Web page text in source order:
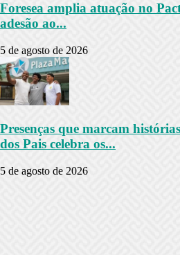
Foresea amplia atuação no
adesão ao...
5 de agosto de 2026
Presenças que marcam
dos Pais celebra os...
5 de agosto de 2026